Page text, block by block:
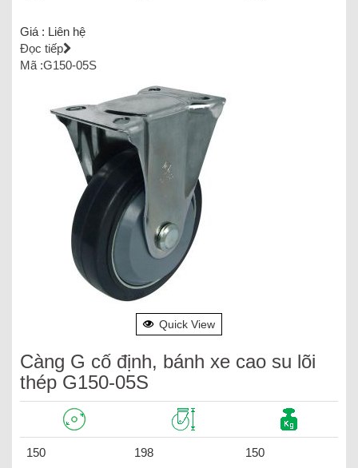
Giá : Liên hệ
Đọc tiếp
Mã :G150-05S
Quick View
Càng G cố định, bánh xe cao su lõi
thép G150-05S
150 198 150